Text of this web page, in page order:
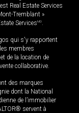
Real Estate Services
Tremblant »
ServicesMD.
qui s'y rapportent
membres
de la location de
collaborative.
des marques
dont la National
de l’immobilier
servent à